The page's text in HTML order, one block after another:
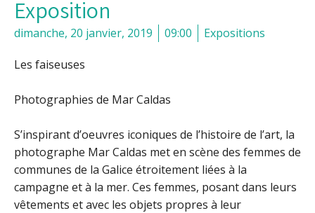
Exposition
dimanche, 20 janvier, 2019 09:00 Expositions
Les faiseuses
Photographies de Mar Caldas
S’inspirant d’oeuvres iconiques de l’histoire de l’art, la
photographe Mar Caldas met en scène des femmes de
communes de la Galice étroitement liées à la
campagne et à la mer. Ces femmes, posant dans leurs
vêtements et avec les objets propres à leur